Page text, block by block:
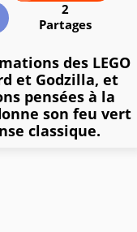
2
Partages
des LEGO
et Godzilla, et
pensées à la
son feu vert
classique.